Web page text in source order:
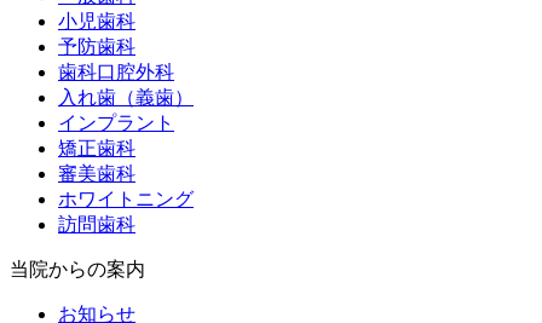
小児歯科
予防歯科
歯科口腔外科
入れ歯（義歯）
インプラント
矯正歯科
審美歯科
ホワイトニング
訪問歯科
当院からの案内
お知らせ